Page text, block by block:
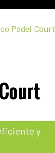
Padel Court
y